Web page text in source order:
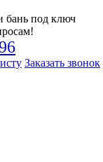
бань под ключ
Заказать звонок